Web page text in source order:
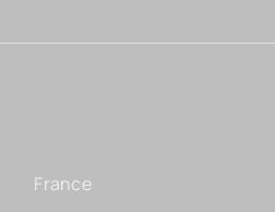
France